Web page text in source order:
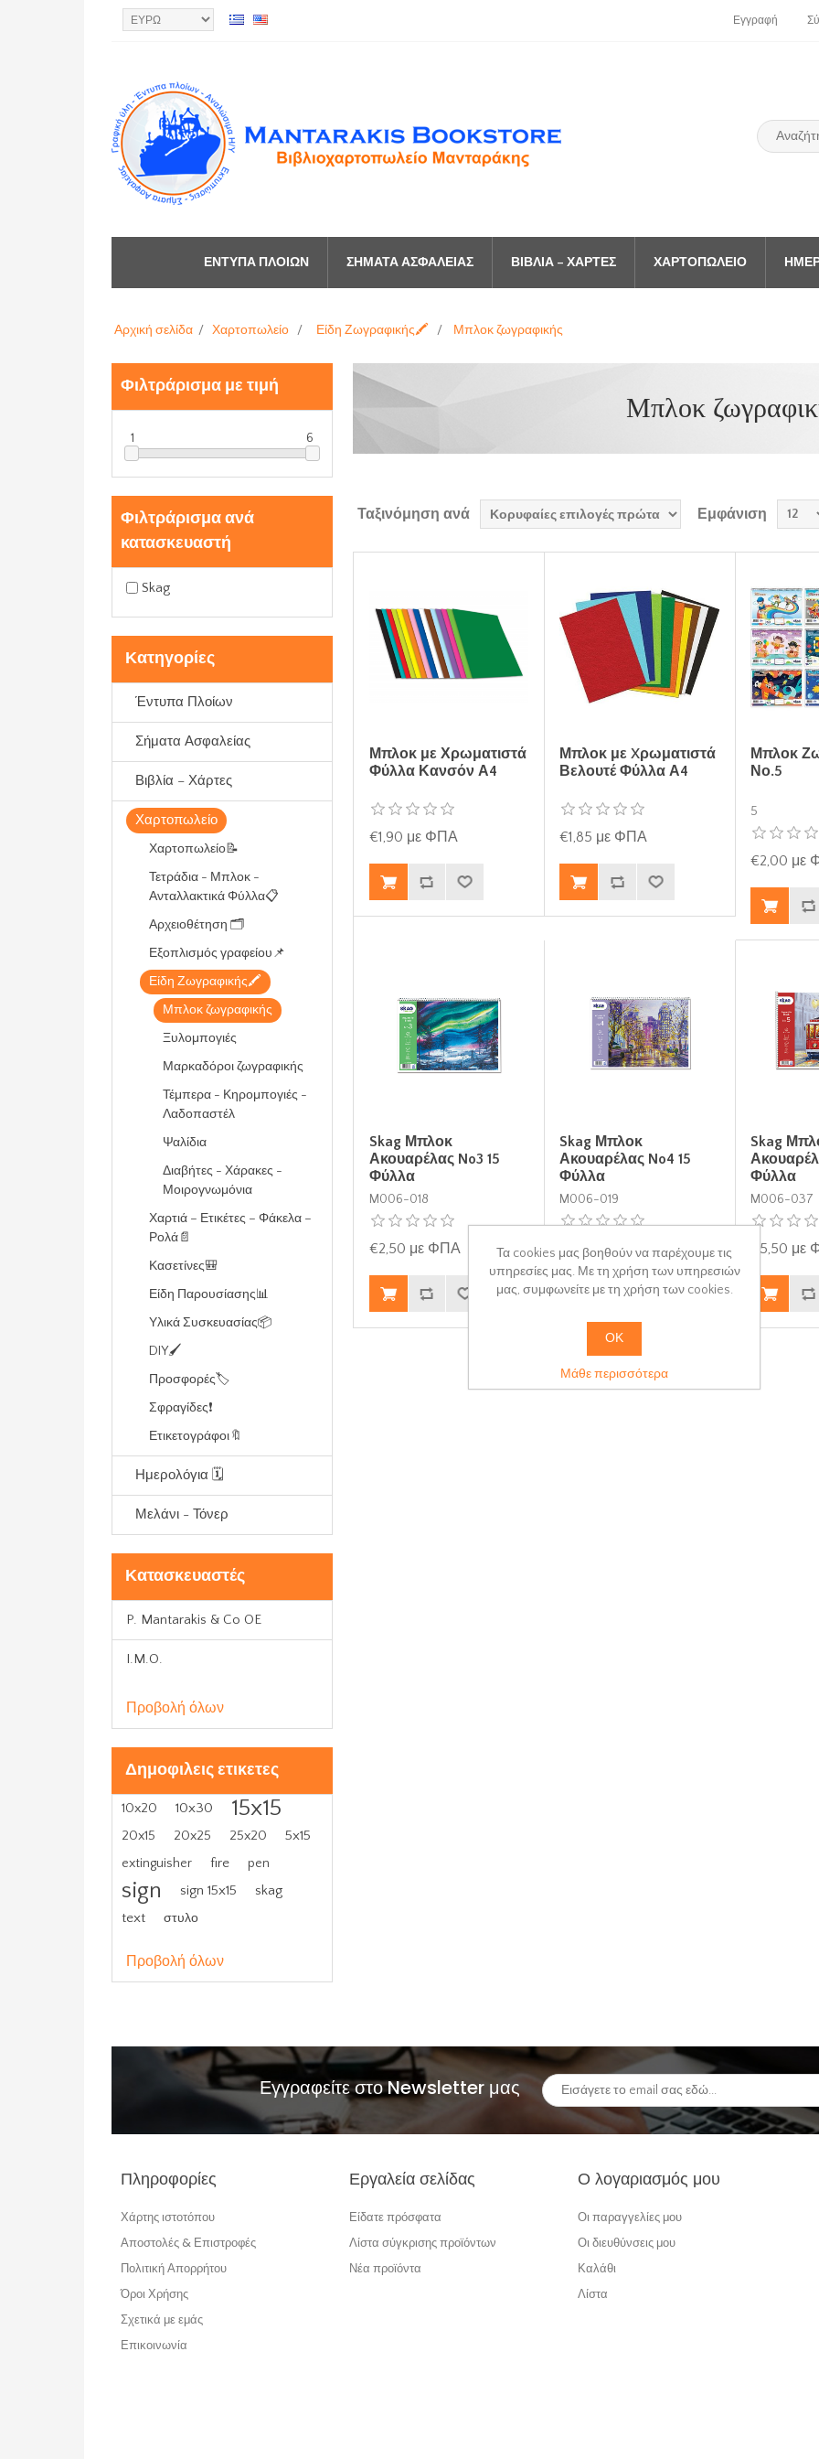
Εγγραφή
ΈΝΤΥΠΑ ΠΛΟΊΩΝ ΣΉΜΑΤΑ ΑΣΦΑΛΕΊΑΣ ΒΙΒΛΊΑ – ΧΆΡΤΕΣ ΧΑΡΤΟΠΩΛΕΊΟ
Αρχική σελίδα / Χαρτοπωλείο / Είδη Ζωγραφικής🖍️ / Μπλοκ ζωγραφικής
Φιλτράρισμα με τιμή
1 6
Φιλτράρισμα ανά
κατασκευαστή
Skag
Κατηγορίες
Έντυπα Πλοίων
Σήματα Ασφαλείας
Βιβλία – Χάρτες
Χαρτοπωλείο
Χαρτοπωλείο📝
Τετράδια - Μπλοκ -
Ανταλλακτικά Φύλλα📋
Αρχειοθέτηση 🗂️
Εξοπλισμός γραφείου📌
Είδη Ζωγραφικής🖍️
Μπλοκ ζωγραφικής
Ξυλομπογιές
Μαρκαδόροι ζωγραφικής
Τέμπερα - Κηρομπογιές -
Λαδοπαστέλ
Ψαλίδια
Διαβήτες - Χάρακες -
Μοιρογνωμόνια
Χαρτιά – Ετικέτες – Φάκελα –
Ρολά📄
Κασετίνες🎒
Είδη Παρουσίασης📊
Υλικά Συσκευασίας📦
DIY🖌️
Προσφορές🏷️
Σφραγίδες❗
Ετικετογράφοι🔖
Ημερολόγια 🗓️
Μελάνι - Τόνερ
Κατασκευαστές
P. Mantarakis & Co OE
I.M.O.
Προβολή όλων
Δημοφιλεις ετικετες
10x20 10x30 15x15
20x15 20x25 25x20 5x15
extinguisher fire pen
sign sign 15x15
skag
text
στυλο
Προβολή όλων
Μπλοκ
Ταξινόμηση ανά Εμφάνιση
Μπλοκ με Χρωματιστά
Φύλλα Κανσόν Α4
€1,90 με ΦΠΑ
Μπλοκ με Xρωματιστά
Βελουτέ Φύλλα Α4
€1,85 με ΦΠΑ
Μπλοκ
Νο.5
5
€2,00 με
Skag Μπλοκ
Ακουαρέλας No3 15
Φύλλα
M006-018
€2,50 με ΦΠΑ
Skag Μπλοκ
Ακουαρέλας No4 15
Φύλλα
M006-019
€4,00 με ΦΠΑ
Skag
Φύλλα
M006-037
€5,50 με
Εγγραφείτε στο Newsletter μας
Πληροφορίες
Χάρτης ιστοτόπου
Αποστολές & Επιστροφές
Πολιτική Απορρήτου
Όροι Χρήσης
Σχετικά με εμάς
Επικοινωνία
Εργαλεία σελίδας
Είδατε πρόσφατα
Λίστα σύγκρισης προϊόντων
Νέα προϊόντα
Ο λογαριασμός μου
Οι παραγγελίες μου
Οι διευθύνσεις μου
Καλάθι
Λίστα
Τα cookies μας βοηθούν να παρέχουμε τις
υπηρεσίες μας. Με τη χρήση των υπηρεσιών
μας, συμφωνείτε με τη χρήση των cookies.
ΟΚ
Μάθε περισσότερα